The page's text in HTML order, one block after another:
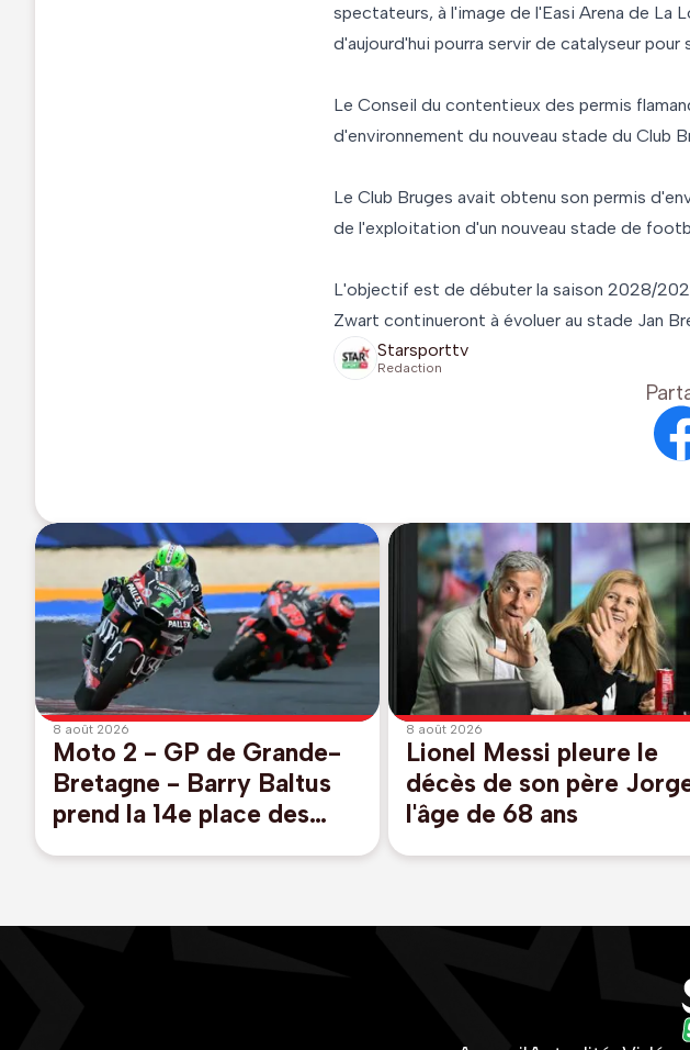
spectateurs, à l'image de l'Easi Arena de La
d'aujourd'hui pourra servir de catalyseur
Le Conseil du contentieux des permis
d'environnement du nouveau stade du Club
Le Club Bruges avait obtenu son permis
de l'exploitation d'un nouveau stade de
L'objectif est de débuter la saison 2028/
Zwart continueront à évoluer au stade Jan
Starsporttv
Redaction
8 août 2026
Moto 2 - GP de Grande-
Bretagne - Barry Baltus
prend la 14e place des
8 août 2026
Lionel Messi pleure le
décès de son père
l'âge de 68 ans